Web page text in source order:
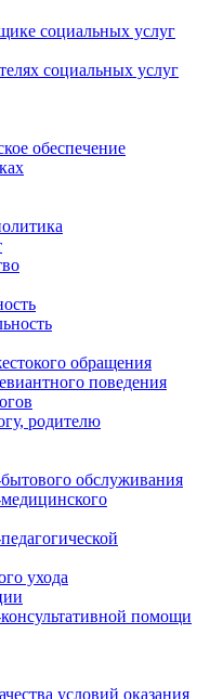
социальных услуг
социальных услуг
обеспечение
обращения
поведения
родителю
обслуживания
ухода
помощи
условий оказания